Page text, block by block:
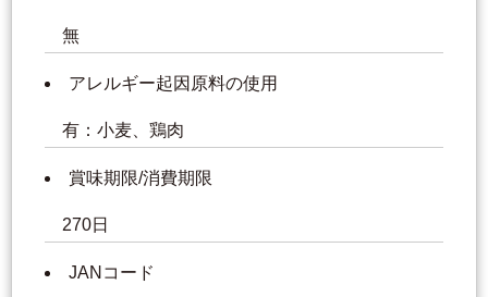
無
アレルギー起因原料の使用
有：小麦、鶏肉
賞味期限/消費期限
270日
JANコード